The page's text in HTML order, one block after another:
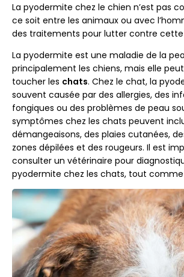
La pyodermite chez le chien n’est pas
ce soit entre les animaux ou avec
des traitements pour lutter contre
La pyodermite est une maladie de la
principalement les chiens, mais elle
toucher les chats. Chez le chat, la
souvent causée par des allergies, des
fongiques ou des problèmes de peau
symptômes chez les chats peuvent
démangeaisons, des plaies cutanées,
zones dépilées et des rougeurs. Il est
consulter un vétérinaire pour
pyodermite chez les chats, tout comme